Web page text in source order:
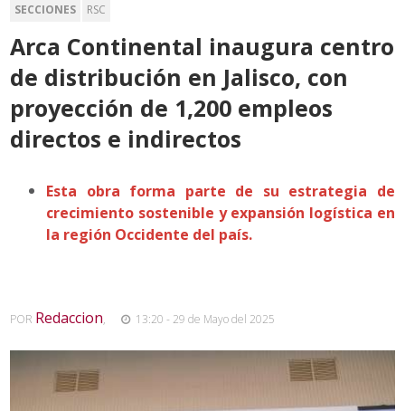
SECCIONES RSC
Arca Continental inaugura centro
de distribución en Jalisco, con
proyección de 1,200 empleos
directos e indirectos
Esta obra forma parte de su estrategia de
crecimiento sostenible y expansión logística en
la región Occidente del país.
POR Redaccion, 13:20 - 29 de Mayo del 2025